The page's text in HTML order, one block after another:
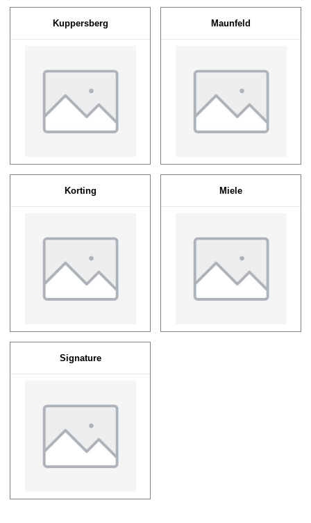
Kuppersberg Maunfeld
Korting Miele
Signature